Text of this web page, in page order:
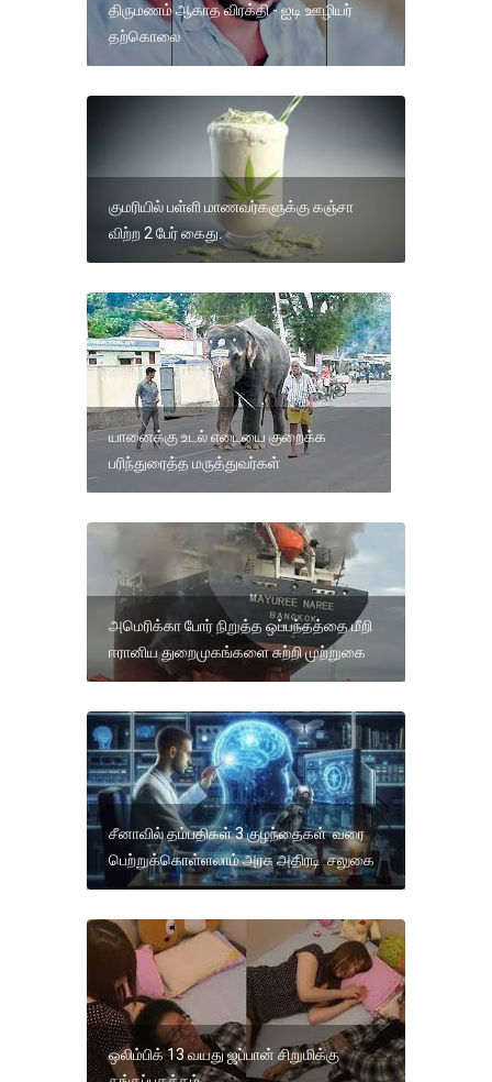
திருமணம் ஆகாத விரக்தி - ஐடி ஊழியர்
தற்கொலை
குமரியில் பள்ளி மாணவர்களுக்கு கஞ்சா
விற்ற 2 பேர் கைது.
யானைக்கு உடல் எடையை குறைக்க
பரிந்துரைத்த மருத்துவர்கள்
அமெரிக்கா போர் நிறுத்த ஒப்பந்தத்தை மீறி
ஈரானிய துறைமுகங்களை சுற்றி முற்றுகை
சீனாவில் தம்பதிகள் 3 குழந்தைகள் வரை
பெற்றுக்கொள்ளலாம் அரசு அதிரடி சலுகை
ஒலிம்பிக் 13 வயது ஜப்பான் சிறுமிக்கு